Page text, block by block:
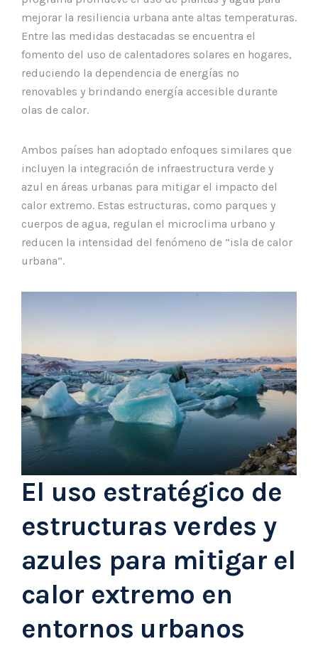
mejorar la resiliencia urbana ante altas temperaturas.
Entre las medidas destacadas se encuentra el
fomento del uso de calentadores solares en hogares,
reduciendo la dependencia de energías no
renovables y brindando energía accesible durante
olas de calor.
Ambos países han adoptado enfoques similares que
incluyen la integración de infraestructura verde y
azul en áreas urbanas para mitigar el impacto del
calor extremo. Estas estructuras, como parques y
cuerpos de agua, regulan el microclima urbano y
reducen la intensidad del fenómeno de “isla de calor
urbana”.
El uso estratégico de
estructuras verdes y
azules para mitigar el
calor extremo en
entornos urbanos